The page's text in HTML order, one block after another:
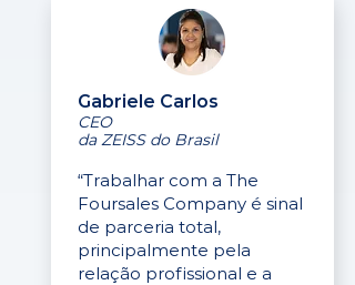
Gabriele Carlos
CEO
da ZEISS do Brasil
“Trabalhar com a The
Foursales Company é sinal
de parceria total,
principalmente pela
relação profissional e a